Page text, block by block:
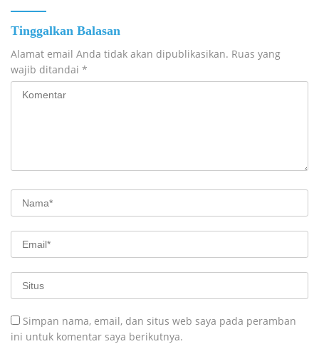
Tinggalkan Balasan
Alamat email Anda tidak akan dipublikasikan. Ruas yang
wajib ditandai *
Simpan nama, email, dan situs web saya pada peramban
ini untuk komentar saya berikutnya.